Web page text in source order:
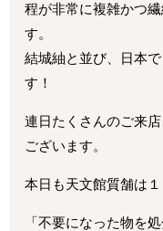
程が非常に複雑かつ
す。
結城紬と並び、日本
す！
連日たくさんのご来
ございます。
本日も天文館質舗は
「不要になった物を